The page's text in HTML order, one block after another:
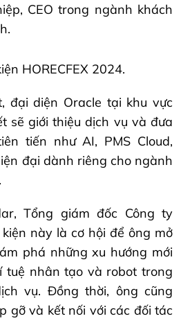
CEO trong ngành khách
HORECFEX 2024.
đại diện Oracle tại khu vực
sẽ giới thiệu dịch vụ và đưa
tiến như AI, PMS Cloud,
đại dành riêng cho ngành
Tổng giám đốc Công ty
này là cơ hội để ông mở
phá những xu hướng mới
tuệ nhân tạo và robot trong
vụ. Đồng thời, ông cũng
gỡ và kết nối với các đối tác